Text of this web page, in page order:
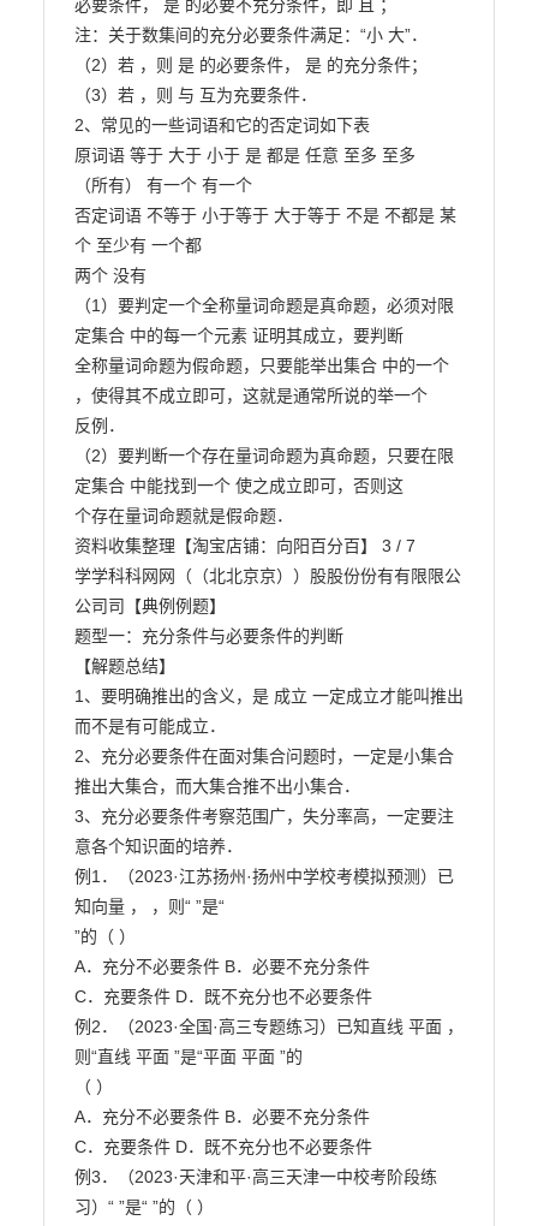
必要条件， 是 的必要不充分条件，即 且 ；
注：关于数集间的充分必要条件满足：“小 大”．
（2）若 ，则 是 的必要条件， 是 的充分条件；
（3）若 ，则 与 互为充要条件．
2、常见的一些词语和它的否定词如下表
原词语 等于 大于 小于 是 都是 任意 至多 至多
（所有） 有一个 有一个
否定词语 不等于 小于等于 大于等于 不是 不都是 某
个 至少有 一个都
两个 没有
（1）要判定一个全称量词命题是真命题，必须对限
定集合 中的每一个元素 证明其成立，要判断
全称量词命题为假命题，只要能举出集合 中的一个
，使得其不成立即可，这就是通常所说的举一个
反例．
（2）要判断一个存在量词命题为真命题，只要在限
定集合 中能找到一个 使之成立即可，否则这
个存在量词命题就是假命题．
资料收集整理【淘宝店铺：向阳百分百】 3 / 7
学学科科网网（（北北京京））股股份份有有限限公
公司司【典例例题】
题型一：充分条件与必要条件的判断
【解题总结】
1、要明确推出的含义，是 成立 一定成立才能叫推出
而不是有可能成立．
2、充分必要条件在面对集合问题时，一定是小集合
推出大集合，而大集合推不出小集合．
3、充分必要条件考察范围广，失分率高，一定要注
意各个知识面的培养．
例1．（2023·江苏扬州·扬州中学校考模拟预测）已
知向量 ， ，则“ ”是“
”的（ ）
A．充分不必要条件 B．必要不充分条件
C．充要条件 D．既不充分也不必要条件
例2．（2023·全国·高三专题练习）已知直线 平面 ，
则“直线 平面 ”是“平面 平面 ”的
（ ）
A．充分不必要条件 B．必要不充分条件
C．充要条件 D．既不充分也不必要条件
例3．（2023·天津和平·高三天津一中校考阶段练
习）“ ”是“ ”的（ ）